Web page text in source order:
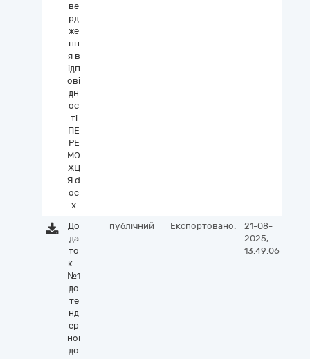
ве
рд
же
нн
я в
ідп
ові
дн
ос
ті
ПЕ
РЕ
МО
ЖЦ
Я.d
oc
x
До
да
то
к_
№1
до
те
нд
ер
ної
до
публічний Експортовано:
21-08-
2025,
13:49:06